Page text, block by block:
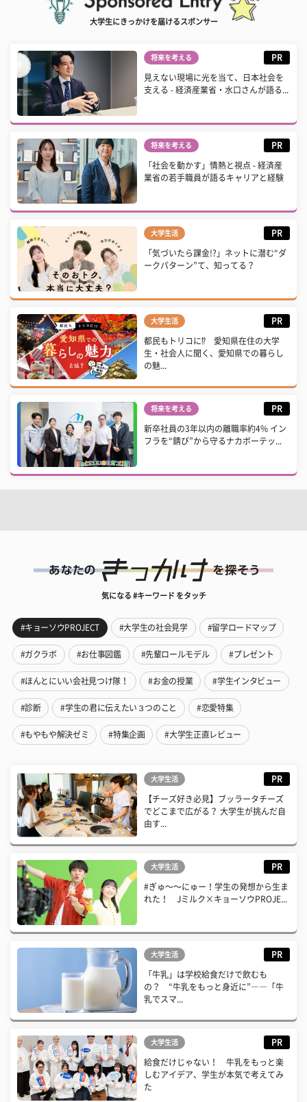
大学生にきっかけを届けるスポンサー
将来を考える PR
見えない現場に光を当て、日本社会を
支える - 経済産業省・水口さんが語る...
将来を考える PR
「社会を動かす」情熱と視点 - 経済産
業省の若手職員が語るキャリアと経験
大学生活 PR
「気づいたら課金!?」ネットに潜む“ダ
ークパターン”て、知ってる？
大学生活 PR
都民もトリコに⁉ 愛知県在住の大学
生・社会人に聞く、愛知県での暮らし
の魅...
将来を考える PR
新卒社員の3年以内の離職率約4% イン
フラを“錆び”から守るナカボーテッ...
気になる #キーワード をタッチ
#キョーソウPROJECT #大学生の社会見学 #留学ロードマップ
#ガクラボ #お仕事図鑑 #先輩ロールモデル #プレゼント
#ほんとにいい会社見つけ隊！ #お金の授業 #学生インタビュー
#診断 #学生の君に伝えたい３つのこと #恋愛特集
#もやもや解決ゼミ #特集企画 #大学生正直レビュー
大学生活 PR
【チーズ好き必見】ブッラータチーズ
でどこまで広がる？ 大学生が挑んだ自
由す...
大学生活 PR
#ぎゅ〜〜にゅー！学生の発想から生ま
れた！ Jミルク×キョーソウPROJE...
大学生活 PR
「牛乳」は学校給食だけで飲むも
の？ “牛乳をもっと身近に”――「牛
乳でスマ...
大学生活 PR
給食だけじゃない！ 牛乳をもっと楽
しむアイデア、学生が本気で考えてみ
た